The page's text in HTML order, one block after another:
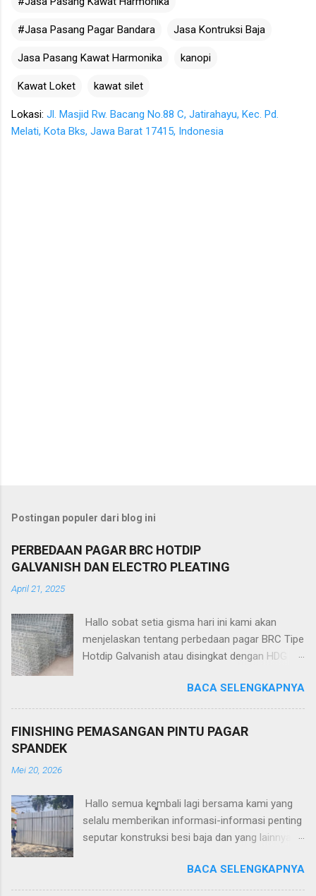
#Jasa Pasang Pagar Bandara Jasa Kontruksi Baja
Jasa Pasang Kawat Harmonika kanopi
Kawat Loket kawat silet
Lokasi: Jl. Masjid Rw. Bacang No.88 C, Jatirahayu, Kec. Pd.
Melati, Kota Bks, Jawa Barat 17415, Indonesia
Postingan populer dari blog ini
PERBEDAAN PAGAR BRC HOTDIP
GALVANISH DAN ELECTRO PLEATING
April 21, 2025
Hallo sobat setia gisma hari ini kami akan
menjelaskan tentang perbedaan pagar BRC Tipe
Hotdip Galvanish atau disingkat dengan HDG
dengan EP kedua pagar tipe ini memiliki jenis
dan ukuran yang sama yang membedakannya
hanya pencelupan nya saja. Kami akan
Sulawesi Pagar BRC hot-dip galvanis adalah
jenis pagar yang terbuat dari kawat baja yang
dibentuk dalam jaringan atau kisi, kemudian
galvanizing. Proses ini melibatkan pencelupan
kawat baja ke dalam seng cair pada suhu tinggi,
BACA SELENGKAPNYA
FINISHING PEMASANGAN PINTU PAGAR
SPANDEK
Mei 20, 2026
Hallo semua kembali lagi bersama kami yang
selalu memberikan informasi-informasi penting
seputar konstruksi besi baja dan yang lainnya.
tentang cara pembuatan pintu pagar
menggunakan atap spandek kali ini kami akan
BACA SELENGKAPNYA